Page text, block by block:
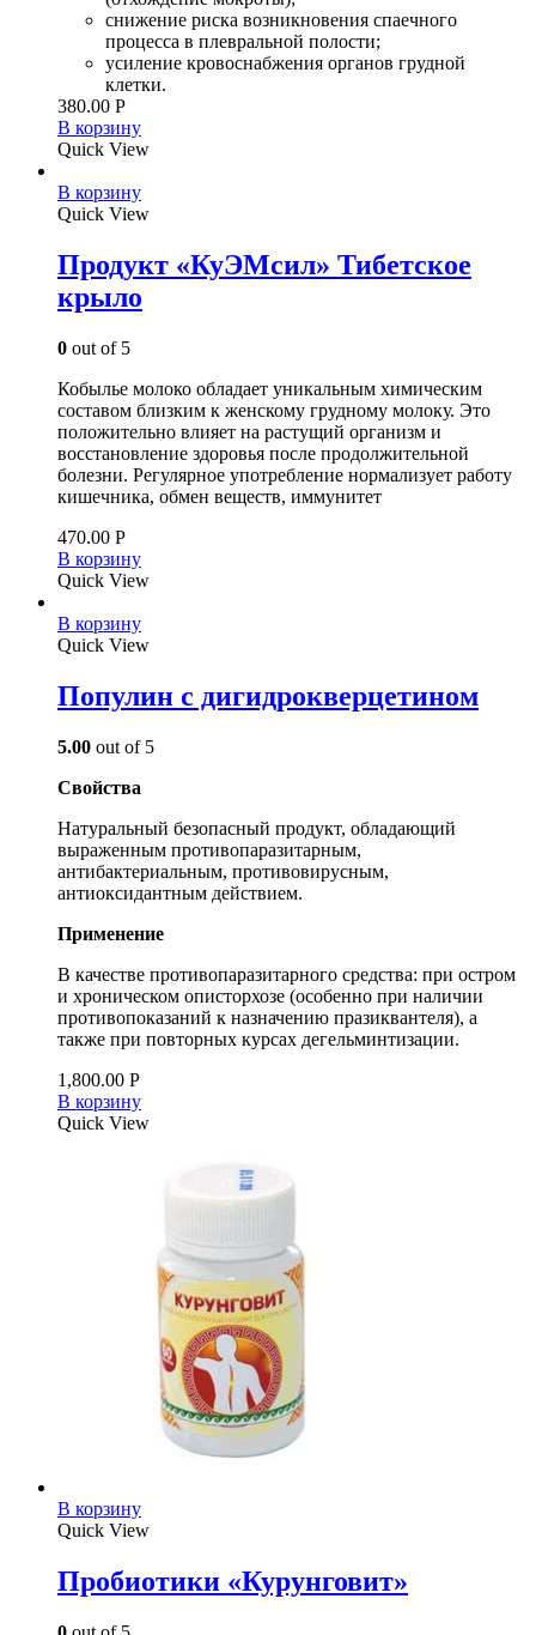
снижение риска возникновения спаечного
процесса в плевральной полости;
усиление кровоснабжения органов грудной
клетки.
380.00 Р
В корзину
Quick View
В корзину
Quick View
Продукт «КуЭМсил» Тибетское
крыло
0 out of 5
Кобылье молоко обладает уникальным химическим
составом близким к женскому грудному молоку. Это
положительно влияет на растущий организм и
восстановление здоровья после продолжительной
болезни. Регулярное употребление нормализует работу
кишечника, обмен веществ, иммунитет
470.00 Р
В корзину
Quick View
В корзину
Quick View
Популин с дигидрокверцетином
5.00 out of 5
Свойства
Натуральный безопасный продукт, обладающий
выраженным противопаразитарным,
антибактериальным, противовирусным,
антиоксидантным действием.
Применение
В качестве противопаразитарного средства: при остром
и хроническом описторхозе (особенно при наличии
противопоказаний к назначению празиквантеля), а
также при повторных курсах дегельминтизации.
1,800.00 Р
В корзину
Quick View
В корзину
Quick View
Пробиотики «Курунговит»